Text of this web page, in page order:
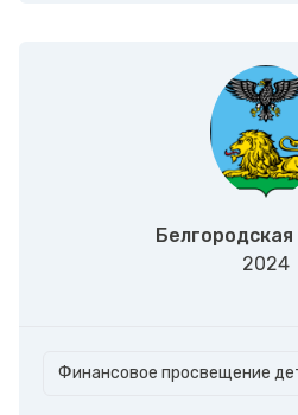
Белгородская
2024
Финансовое просвещение